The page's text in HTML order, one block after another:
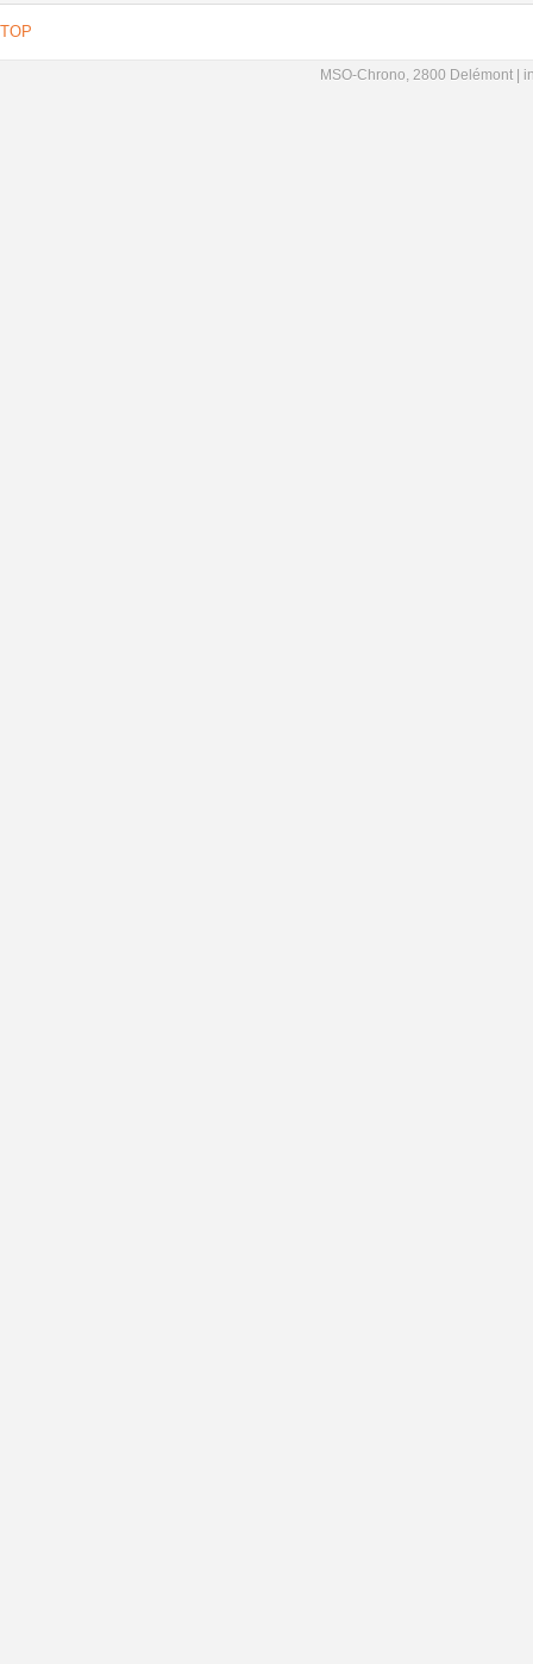
TOP
MSO-Chrono, 2800 Delémont |